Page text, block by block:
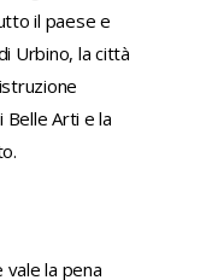
il paese e
Urbino, la città
Belle Arti e la
vale la pena